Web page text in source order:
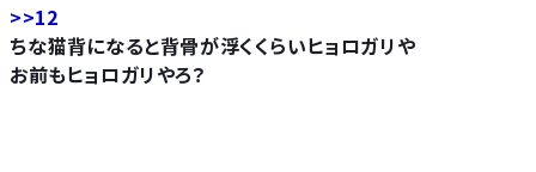
>>12
ちな猫背になると背骨が浮くくらいヒョロガリや
お前もヒョロガリやろ？